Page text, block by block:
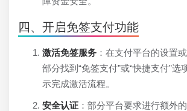
四、开启免签支付功能
激活免签服务 ：在支付平台的设置
部分找到“免签支付”或“快捷支付”选
示完成激活流程。
安全认证 ：部分平台要求进行额外